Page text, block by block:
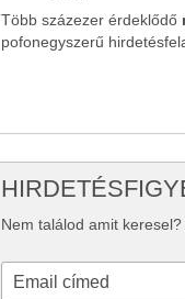
Több százezer érdeklődő
pofonegyszerű
Nem találod amit